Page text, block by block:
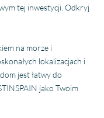
tej inwestycji. Odkryj
na morze i
lokalizacjach i
jest łatwy do
jako Twoim